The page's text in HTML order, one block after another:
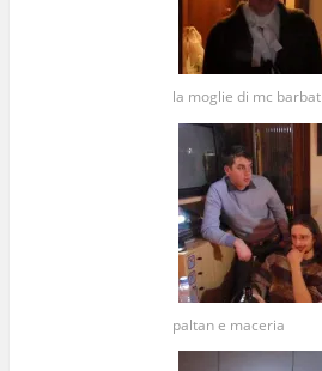
la moglie di mc barbat
paltan e maceria